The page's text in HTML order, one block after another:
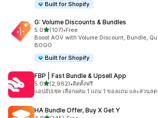
Built for Shopify
G: Volume Discounts & Bundles
5.0เต็ม 5 ดาว
(107)
ทั้งหมด 107 รีวิว
•Free
Boost AOV with Volume Discount, Bundle,
BOGO
Built for Shopify
FBP | Fast Bundle & Upsell App
5.0เต็ม 5 ดาว
(2,962)
ทั้งหมด 2962 รีวิว
•ติดตั้งฟรี
แอปอัปเซล เลือกผสม 1 แถม 1 ของแถม และส่วนล
HA Bundle Offer, Buy X Get Y